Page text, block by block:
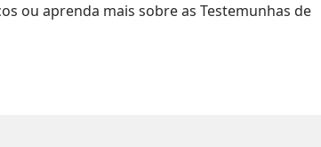
ou aprenda mais sobre as Testemunhas de